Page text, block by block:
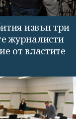
извън три
журналисти
от властите